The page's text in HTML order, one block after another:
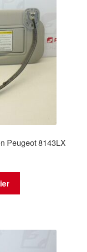
Peugeot 8143LX